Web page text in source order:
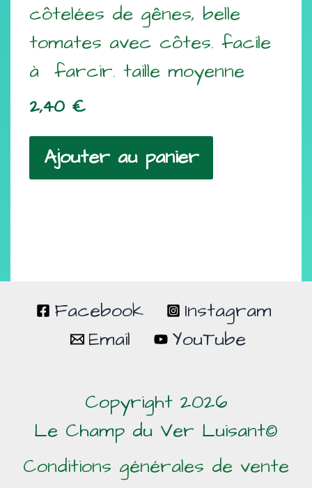
côtelées de gênes, belle
tomates avec côtes. facile
à farcir. taille moyenne
2,40 €
Ajouter au panier
Facebook
Instagram
Email
YouTube
Copyright 2026
Le Champ du Ver Luisant©
Conditions générales de vente